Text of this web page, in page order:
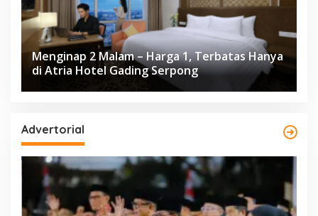
Menginap 2 Malam – Harga 1, Terbatas Hanya
di Atria Hotel Gading Serpong
Advertorial